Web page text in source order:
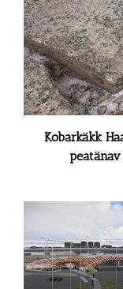
Kobarkäkk